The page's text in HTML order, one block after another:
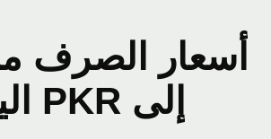
إلى PKR اليوم